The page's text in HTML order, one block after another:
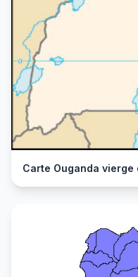
Carte Ouganda vierge